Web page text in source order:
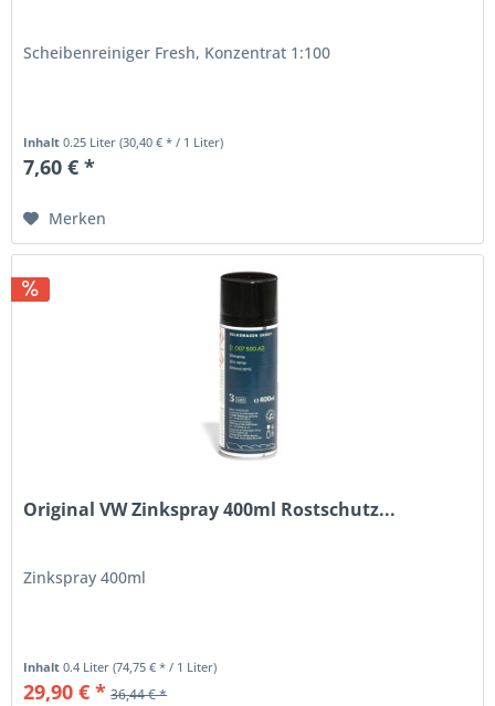
Scheibenreiniger Fresh, Konzentrat 1:100
Inhalt0.25 Liter(30,40 € * / 1 Liter)
7,60 € *
Merken
Original VW Zinkspray 400ml Rostschutz...
Zinkspray 400ml
Inhalt0.4 Liter(74,75 € * / 1 Liter)
29,90 € * 36,44 € *